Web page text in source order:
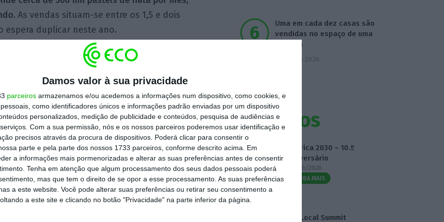
Damos valor à sua privacidade
parceiros armazenamos e/ou acedemos a informações num dispositivo, como cookies, e
como identificadores únicos e informações padrão enviadas por um dispositivo
personalizados, medição de publicidade e conteúdos, pesquisa de audiências e
Com a sua permissão, nós e os nossos parceiros poderemos usar identificação e
precisos através da procura de dispositivos. Poderá clicar para consentir o
parte e pela parte dos nossos 1733 parceiros, conforme descrito acima. Em
a informações mais pormenorizadas e alterar as suas preferências antes de consentir
Tenha em atenção que algum processamento dos seus dados pessoais poderá
mas que tem o direito de se opor a esse processamento. As suas preferências
a este website. Você pode alterar suas preferências ou retirar seu consentimento a
a este site e clicando no botão "Privacidade" na parte inferior da página.
As vendas situam-se entre os 1,5 e dois
espera duplicar neste ano.
em força a esta sobremesa. Mais de
país, onde um dos clientes, a cadeia de
a iguaria portuguesa em 12.500 unidades.
fãs.OLidl indicou que, em 2018, vendeu dois
Iorque, em Manhattan, o pastel de natal
uma estrela Michelin.O chef George
restaurante de inspiração portuguesa que
será o único chefe de topo a oferecer
à
Uma em cada dez casas são
vendidas no espaço de uma
semana
6 Agosto 2026
Eventos
Fábrica 2030 – 10.º
Aniversário
14/10/2026
SAIBA MAIS
3.º Local Summit